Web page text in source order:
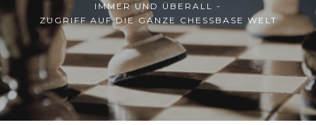
IMMER UND ÜBERALL -
ZUGRIFF AUF DIE GANZE CHESSBASE WELT